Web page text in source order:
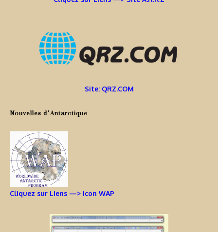
Site: QRZ.COM
Nouvelles d’Antarctique
Cliquez sur Liens —> Icon WAP